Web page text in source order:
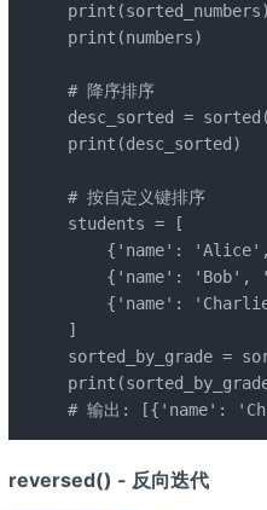
print(numbers)
# 降序排序
desc_sorted =
# 按自定义键排序
students = [
{'name':
{'name': 'Bob',
{'name':
]
sorted_by_grade =
# 输出: [{'name':
reversed() - 反向迭代